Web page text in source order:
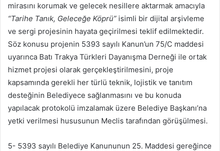
mirasını korumak ve gelecek nesillere aktarmak amacıyla
“Tarihe Tanık, Geleceğe Köprü” isimli bir dijital arşivleme
ve sergi projesinin hayata geçirilmesi teklif edilmektedir.
Söz konusu projenin 5393 sayılı Kanun’un 75/C maddesi
uyarınca Batı Trakya Türkleri Dayanışma Derneği ile ortak
hizmet projesi olarak gerçekleştirilmesini, proje
kapsamında gerekli her türlü teknik, lojistik ve tanıtım
desteğinin Belediyece sağlanmasını ve bu konuda
yapılacak protokolü imzalamak üzere Belediye Başkanı’na
yetki verilmesi hususunun Meclis tarafından görüşülmesi.
5- 5393 sayılı Belediye Kanununun 25. Maddesi gereğince